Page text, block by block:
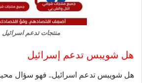
منتجات تدعم اسرائيل
هل شويبس تدعم إسرائيل
هل شويبس تدعم اسرائيل.. فهو سؤال محير